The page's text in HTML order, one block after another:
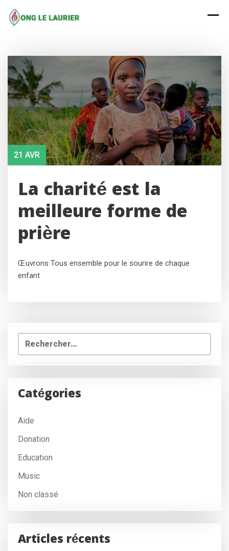
content
21 AVR
La charité est la
meilleure forme de
prière
Œuvrons Tous ensemble pour le sourire de chaque
enfant
Rechercher :
Catégories
Aide
Donation
Education
Music
Non classé
Articles récents